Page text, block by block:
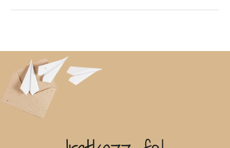
Fantasy (41)
Fikció (50)
Filozófia (2)
Groteszk (4)
Gyűjtemény (27)
Háború (1)
Horror (6)
Sorozat
Címke
Új címke hozzáadása